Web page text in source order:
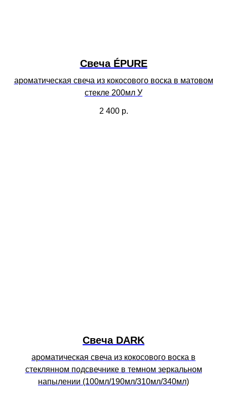
Свеча ÉPURE
ароматическая свеча из кокосового воска в матовом
стекле 200мл У
2 400 р.
Свеча DARK
ароматическая свеча из кокосового воска в
стеклянном подсвечнике в темном зеркальном
напылении (100мл/190мл/310мл/340мл)